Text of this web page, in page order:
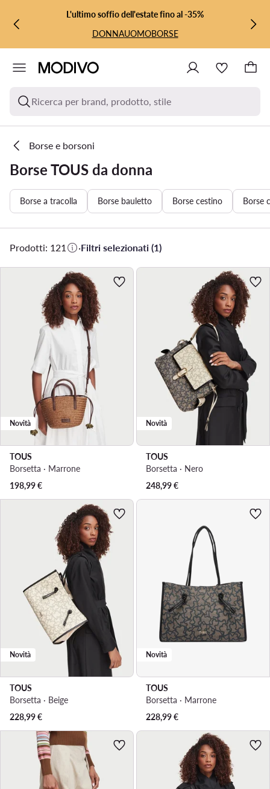
VAI AL CONTENUTO PRINCIPALE
VAI ALLA RICERCAL'ultimo soffio dell'estate fino al -35%
DONNAUOMOBORSE
Ricerca per brand, prodotto, stile
Borse e borsoni
Borse TOUS da donna
Borse a tracolla Borse bauletto Borse cestino Borse
Prodotti: 121 ·Filtri selezionati (1)
Novità
TOUS
Borsetta · Marrone
198,99€
Novità
TOUS
Borsetta · Nero
248,99€
Novità
TOUS
Borsetta · Beige
228,99€
Novità
TOUS
Borsetta · Marrone
228,99€